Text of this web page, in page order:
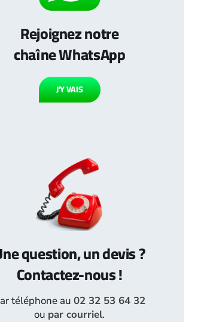
Rejoignez notre
chaîne WhatsApp
J’Y VAIS
question, un devis ?
Contactez-nous !
téléphone au02 32 53 64 32
ou par courriel.